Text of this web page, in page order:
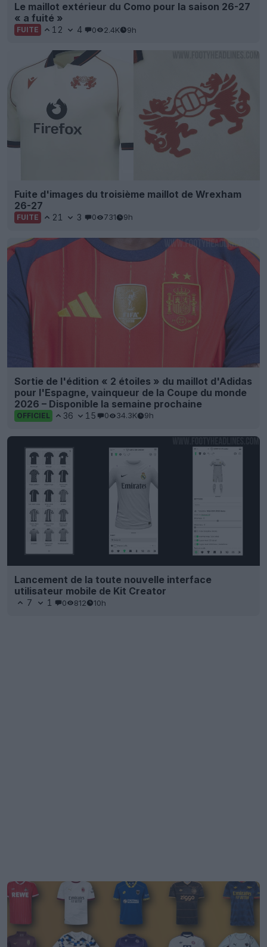
Le maillot extérieur du Como pour la saison 26-27
« a fuité »
FUITE 12 4 0 2.4K 9h
Fuite d'images du troisième maillot de Wrexham
26-27
FUITE 21 3 0 731 9h
Sortie de l'édition « 2 étoiles » du maillot d'Adidas
pour l'Espagne, vainqueur de la Coupe du monde
2026 – Disponible la semaine prochaine
OFFICIEL 36 15 0 34.3K 9h
Lancement de la toute nouvelle interface
utilisateur mobile de Kit Creator
7 1 0 812 10h